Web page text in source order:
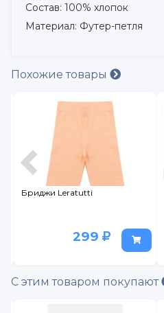
Состав: 100% хлопок
Материал: Футер-петля
Похожие товары
Бриджи Leratutti
299
С этим товаром покупают